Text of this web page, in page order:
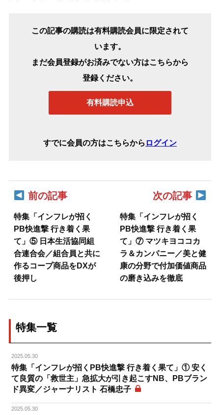
この記事の購読は有料購読会員に限定されて
います。
まだ会員登録がお済みでない方はこちらから
登録ください。
有料購読申込
すでに会員の方はこちらから ログイン
前の記事
特集「インフレが招く
PB快進撃 行き着く果
て」⑤ 日本生活協同組
合連合会／組合員と共に
作るコープ商品をDXが
後押し
次の記事
特集「インフレが招く
PB快進撃 行き着く果
て」⑦ マツキヨココカ
ラ＆カンパニー／美と健
康の分野で付加価値商品
の磨き込みを徹底
特集一覧
2025.05.30
特集「インフレが招くPB快進撃 行き着く果て」① 安く
て良質の「救世主」急拡大が引き起こすNB、PBブラン
ド異変／ジャーナリスト 石橋忠子
2025.05.30